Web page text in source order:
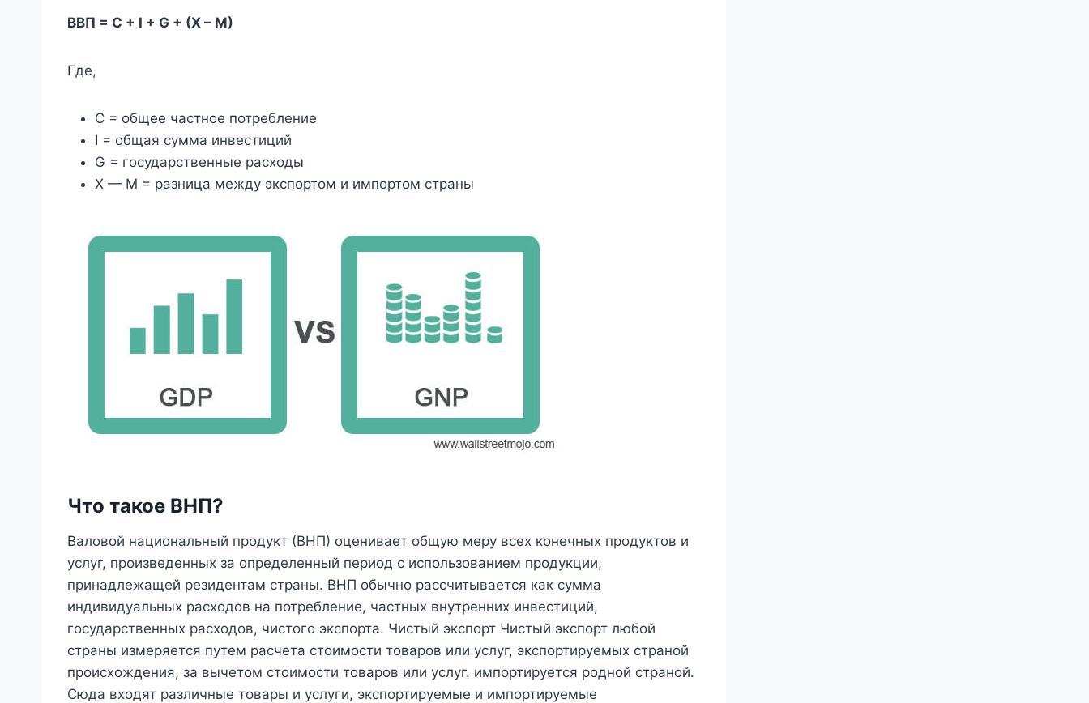
ВВП = C + I + G + (X – M)
Где,
C = общее частное потребление
I = общая сумма инвестиций
G = государственные расходы
X — M = разница между экспортом и импортом страны
Что такое ВНП?
Валовой национальный продукт (ВНП) оценивает общую меру всех конечных продуктов и
услуг, произведенных за определенный период с использованием продукции,
принадлежащей резидентам страны. ВНП обычно рассчитывается как сумма
индивидуальных расходов на потребление, частных внутренних инвестиций,
государственных расходов, чистого экспорта. Чистый экспорт Чистый экспорт любой
страны измеряется путем расчета стоимости товаров или услуг, экспортируемых страной
происхождения, за вычетом стоимости товаров или услуг. импортируется родной страной.
Сюда входят различные товары и услуги, экспортируемые и импортируемые